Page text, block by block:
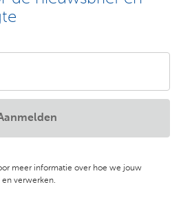
meer informatie over hoe we jouw
en verwerken.